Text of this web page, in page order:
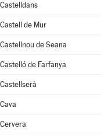
Castelldans
Castell de Mur
Castellnou de Seana
Castelló de Farfanya
Castellserà
Cava
Cervera